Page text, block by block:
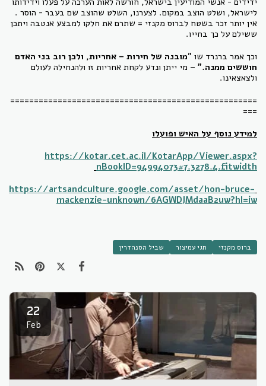
לישראל, ושלט הוצב במקום. לצערנו, השלט שהוצב שם בעבר - הוסר .
אין יותר זכר בשטח לברוס מקנזי = שתרם את חלקו למבצע אנטבה ויתכן
ששילם על כך בחייו.
וכך אמר ברנרד שו "מובנה של חירות – אחריות, ולכן רוב בני האדם
חוששים ממנה." – מי ייתן ונדע לקחת אחריות זו ולהנחילה לעולם
ולצאצאינו.
====================================================
===
למידע נוסף על האיש ופועלו
https://kotar.cet.ac.il/KotarApp/Viewer.aspx?
nBookID=94994073#7.3278.4.fitwidth
https://artsandculture.google.com/asset/hon-bruce-
mackenzie-unknown/6AGWDJMdaaB2uw?hl=iw
ברוס מקנזי חגי עמיצור שביל הסנהדרין
22
Feb